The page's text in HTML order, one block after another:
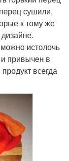
сушили,
к тому же
истолочь
и привычен в
всегда